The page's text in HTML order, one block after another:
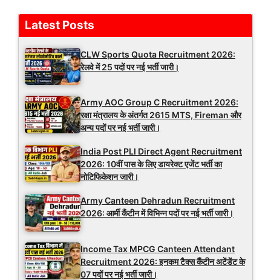
Latest Posts
CLW Sports Quota Recruitment 2026:
रेलवे में 25 पदों पर नई भर्ती जारी।
Army AOC Group C Recruitment 2026:
रक्षा मंत्रालय के अंतर्गत 2615 MTS, Fireman और
अन्य पदों पर नई भर्ती जारी।
India Post PLI Direct Agent Recruitment
2026: 10वीं पास के लिए डायरेक्ट एजेंट भर्ती का
नोटिफिकेशन जारी।
Army Canteen Dehradun Recruitment
2026: आर्मी कैंटीन में विभिन्न पदों पर नई भर्ती जारी।
Income Tax MPCG Canteen Attendant
Recruitment 2026: इनकम टैक्स कैंटीन अटेंडेंट के
07 पदों पर नई भर्ती जारी।